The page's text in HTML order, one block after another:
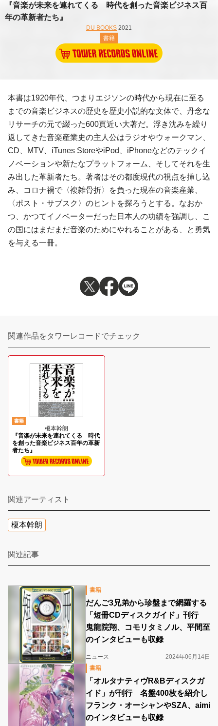
『音楽が未来を連れてくる 時代を創った音楽ビジネス百
年の革新者たち』
DU BOOKS 2021
書籍
本書は1920年代、つまりエジソンの時代から現在に至る
までの音楽ビジネスの歴史を歴史小説的な文体で、丹念な
リサーチの元で綴った600頁近い大著だ。浮き沈みを繰り
返してきた音楽産業史の主人公はラジオやウォークマン、
CD、MTV、iTunes StoreやiPod、iPhoneなどのテックイ
ノベーションや新たなプラットフォーム、そしてそれを生
み出した革新者たち。著者はその都度現代の視点を挿し込
み、コロナ禍で〈複雑骨折〉を負った現在の音楽産業、
〈ポスト・サブスク〉のヒントを探ろうとする。なおか
つ、かつてイノベーターだった日本人の功績を強調し、こ
の国にはまだまだ音楽のためにやれることがある、と勇気
を与える一冊。
関連作品をタワーレコードでチェック
書籍
榎本幹朗
『音楽が未来を連れてくる 時代
を創った音楽ビジネス百年の革新
者たち』
関連アーティスト
榎本幹朗
関連記事
書籍
だんご3兄弟から珍盤まで網羅する
「短冊CDディスクガイド」刊行
鬼龍院翔、コモリタミノル、平間至
のインタビューも収録
ニュース
2024年06月14日
書籍
「オルタナティヴR&Bディスクガ
イド」が刊行 名盤400枚を紹介し
フランク・オーシャンやSZA、aimi
のインタビューも収録